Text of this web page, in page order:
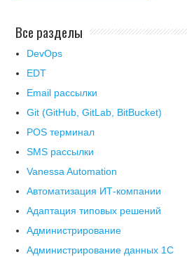
Все разделы
DevOps
EDT
Email рассылки
Git (GitHub, GitLab, BitBucket)
POS терминал
SMS рассылки
Vanessa Automation
Автоматизация ИТ-компании
Адаптация типовых решений
Администрирование
Администрирование данных 1С